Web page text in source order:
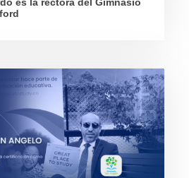
es la rectora del Gimnasio